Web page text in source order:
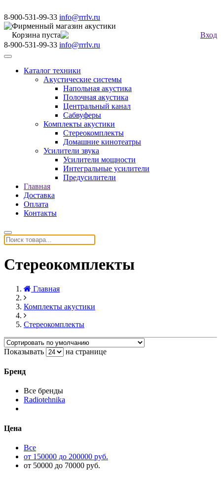
8-900-531-99-33 info@rrrlv.ru
Фирменный магазин акустики
Корзина пуста
Вход
8-900-531-99-33 info@rrrlv.ru
Меню
Каталог техники
Акустические системы
Напольная акустика
Полочная акустика
Центральный канал
Сабвуферы
Комплекты акустики
Стереокомплекты
Домашние кинотеатры
Усилители звука
Усилители мощности
Интегральные усилители
Предусилители
Главная
Доставка
Оплата
Контакты
Стереокомплекты
Главная
Комплекты акустики
Стереокомплекты
Показывать на странице
Бренд
Все бренды
Radiotehnika
Цена
Все
от 150000 до 200000 руб.
от 50000 до 70000 руб.